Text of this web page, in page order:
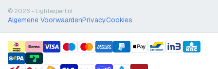
© 2026 - Lightexpert.nl
Algemene VoorwaardenPrivacyCookies
payment methods